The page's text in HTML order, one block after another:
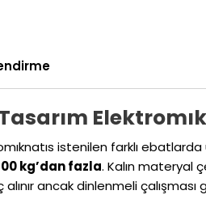
istenilen farklı
kg’dan fazla. Kalın materyal
ancak dinlenmeli çalışması